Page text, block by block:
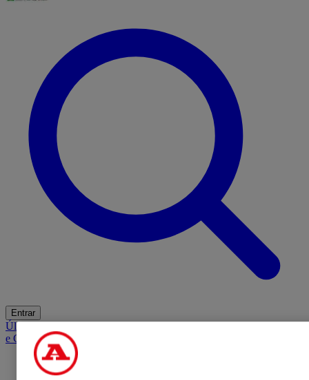
Entrar
ÚltimasMercadoOpiniãoiGaming HubA BOLA SUGEREBarba
e Cabelo